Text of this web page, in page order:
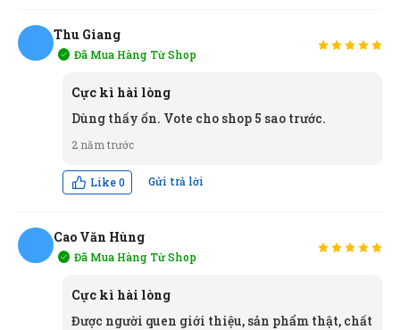
Thu Giang
Đã Mua Hàng Từ Shop
Cực kì hài lòng
Dùng thấy ổn. Vote cho shop 5 sao trước.
2 năm trước
Like0 Gửi trả lời
Cao Văn Hùng
Đã Mua Hàng Từ Shop
Cực kì hài lòng
Được người quen giới thiệu, sản phẩm thật, chất